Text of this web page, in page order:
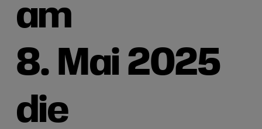
am
8. Mai 2025
die